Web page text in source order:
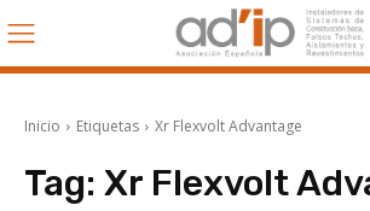
Inicio Etiquetas Xr Flexvolt Advantage
Tag: Xr Flexvolt